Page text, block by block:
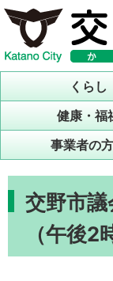
くらし
健康・福
事業者の
交野市議
（午後2